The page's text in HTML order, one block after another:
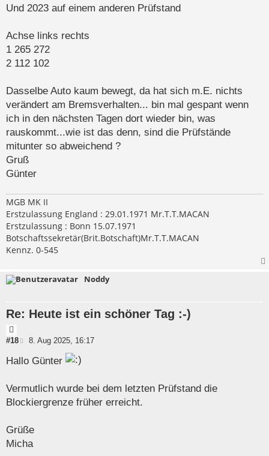
Reduzierventil mal einen Versuch wert. (Bitte jetzt
undsoweiter!).
Und es sind auch keine falschen Radbremszylinder
montiert.
marc-kshat geschrieben: ↑
Bei Jörn ist die unlogische Bemskraftverteilung
vorn/hinten auffällig. Normal ist die
Bremskraftverteilung beim B (ich denke auch beim
C) 60 zu 40 ausgelegt, blockiert der vordere Reifen
aber die Betriebsbremse hinten ist merkwürdig.
…… Ich würde auf falsche Radbremszylinder
tippen.
Und 2023 auf einem anderen Prüfstand
Achse links rechts
1 265 272
2 112 102
Dasselbe Auto kaum bewegt, da hat sich m.E. nichts
verändert am Bremsverhalten... bin mal gespant wenn
ich in den nächsten Tagen dort wieder bin, was
rauskommt...wie ist das denn, sind die Prüfstände
mitunter so abweichend ?
Gruß
Günter
MGB MK II
Erstzulassung England : 29.01.1971 Mr.T.T.MACAN
Erstzulassung : Bonn 15.07.1971
Botschaftssekretär(Brit.Botschaft)Mr.T.T.MACAN
Kennz. 0-545
Noddy
Re: Heute ist ein schöner Tag :-)
i
a
#18
B
i
t
a
g
8. Aug 2025, 16:17
Hallo Günter
Vermutlich wurde bei dem letzten Prüfstand die
Blockiergrenze früher erreicht.
Grüße
Micha